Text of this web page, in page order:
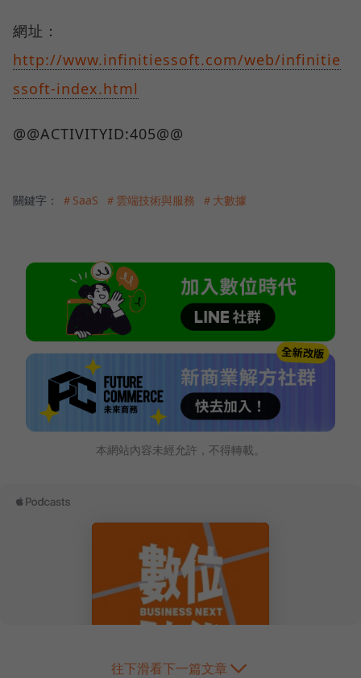
網址：
http://www.infinitiessoft.com/web/infinitie
ssoft-index.html
@@ACTIVITYID:405@@
關鍵字： ＃SaaS ＃雲端技術與服務 ＃大數據
本網站內容未經允許，不得轉載。
往下滑看下一篇文章